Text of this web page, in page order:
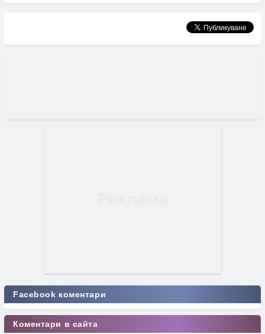
Facebook коментари
Коментари в сайта